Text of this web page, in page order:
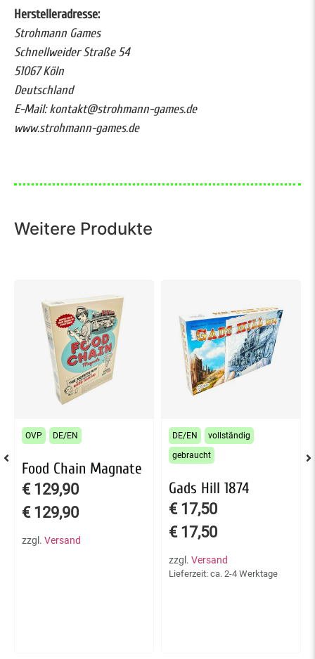
Herstelleradresse:
Strohmann Games
Schnellweider Straße 54
51067 Köln
Deutschland
E-Mail: kontakt@strohmann-games.de
www.strohmann-games.de
Weitere Produkte
Food Chain Magnate
€ 129,90
€ 129,90
zzgl. Versand
OVP DE/EN
Gads Hill 1874
€ 17,50
€ 17,50
zzgl. Versand
Lieferzeit: ca. 2-4 Werktage
DE/EN
vollständig
gebraucht